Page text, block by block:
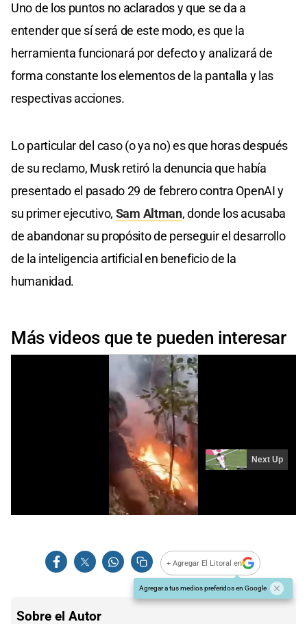
Uno de los puntos no aclarados y que se da a
entender que sí será de este modo, es que la
herramienta funcionará por defecto y analizará de
forma constante los elementos de la pantalla y las
respectivas acciones.
Lo particular del caso (o ya no) es que horas después
de su reclamo, Musk retiró la denuncia que había
presentado el pasado 29 de febrero contra OpenAI y
su primer ejecutivo, Sam Altman, donde los acusaba
de abandonar su propósito de perseguir el desarrollo
de la inteligencia artificial en beneficio de la
humanidad.
Más videos que te pueden interesar
+ Agregar El Litoral en
Agregar a tus medios preferidos en Google
Sobre el Autor